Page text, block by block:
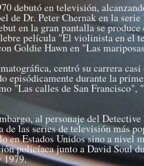
debutó en televisión,
de Dr. Peter Chernak en la
en la gran pantalla se
película "El violinista en el
Goldie Hawn en "Las
centró su carrera
episódicamente durante la
"Las calles de San
al personaje del
las series de televisión más
en Estados Unidos sino a nivel
policíaca junto a David Soul
1979.